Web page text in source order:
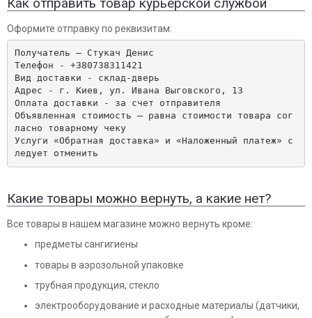
Оформите отправку по реквизитам:
Получатель – Стукач Денис
Телефон - +380738311421
Вид доставки - склад-дверь
Адрес - г. Киев, ул. Ивана Выговского, 13
Оплата доставки - за счет отправителя
Объявленная стоимость – равна стоимости товара сог
ласно товарному чеку
Услуги «Обратная доставка» и «Наложенный платеж» с
ледует отменить
Какие товары можно вернуть, а какие нет?
Все товары в нашем магазине можно вернуть кроме:
предметы сангигиены
товары в аэрозольной упаковке
трубная продукция, стекло
электрооборудование и расходные материалы (датчики,